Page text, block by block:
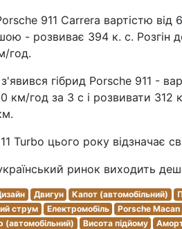
911 Carrera вартістю
- розвиває 394 к. с. Розгін
год.
гібрид Porsche 911 -
км/год за 3 с і розвивати
Turbo цього року відзначає
ринок виходить
Двигун Капот (автомобільний)
струм Електромобіль Porsche Macan
(автомобільний) Висота підйому